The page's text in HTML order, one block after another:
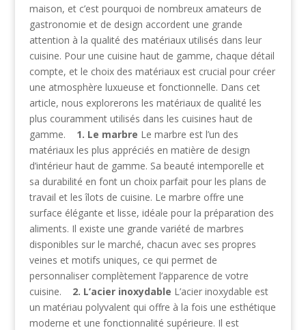
maison, et c’est pourquoi de nombreux amateurs de
gastronomie et de design accordent une grande
attention à la qualité des matériaux utilisés dans leur
cuisine. Pour une cuisine haut de gamme, chaque détail
compte, et le choix des matériaux est crucial pour créer
une atmosphère luxueuse et fonctionnelle. Dans cet
article, nous explorerons les matériaux de qualité les
plus couramment utilisés dans les cuisines haut de
gamme. 1. Le marbre Le marbre est l’un des
matériaux les plus appréciés en matière de design
d’intérieur haut de gamme. Sa beauté intemporelle et
sa durabilité en font un choix parfait pour les plans de
travail et les îlots de cuisine. Le marbre offre une
surface élégante et lisse, idéale pour la préparation des
aliments. Il existe une grande variété de marbres
disponibles sur le marché, chacun avec ses propres
veines et motifs uniques, ce qui permet de
personnaliser complètement l’apparence de votre
cuisine. 2. L’acier inoxydable L’acier inoxydable est
un matériau polyvalent qui offre à la fois une esthétique
moderne et une fonctionnalité supérieure. Il est